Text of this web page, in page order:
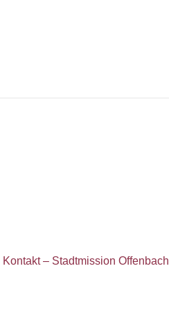
Kontakt – Stadtmission Offenbach